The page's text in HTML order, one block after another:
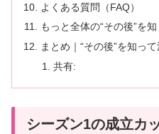
よくある質問（FAQ）
もっと全体の“その後”を
まとめ｜“その後”を知っ
共有:
シーズン1の成立カ